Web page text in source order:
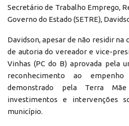
Secretário de Trabalho Emprego,
Governo do Estado (SETRE),
Davidson, apesar de não residir na
de autoria do vereador e vice-
Vinhas (PC do B) aprovada pela
reconhecimento ao
demonstrado pela Terra
investimentos e intervenções
município.